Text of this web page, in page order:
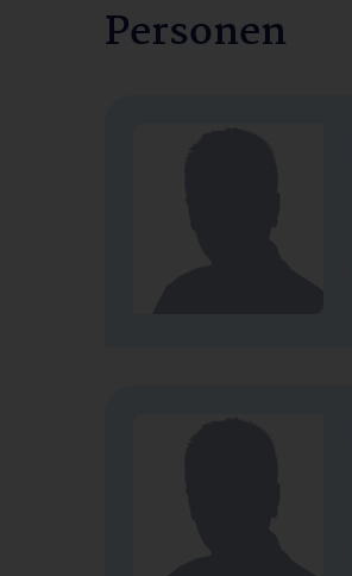
Personen